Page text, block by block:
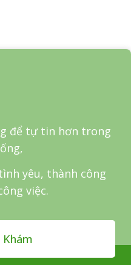
để tự tin hơn trong
yêu, thành công
việc.